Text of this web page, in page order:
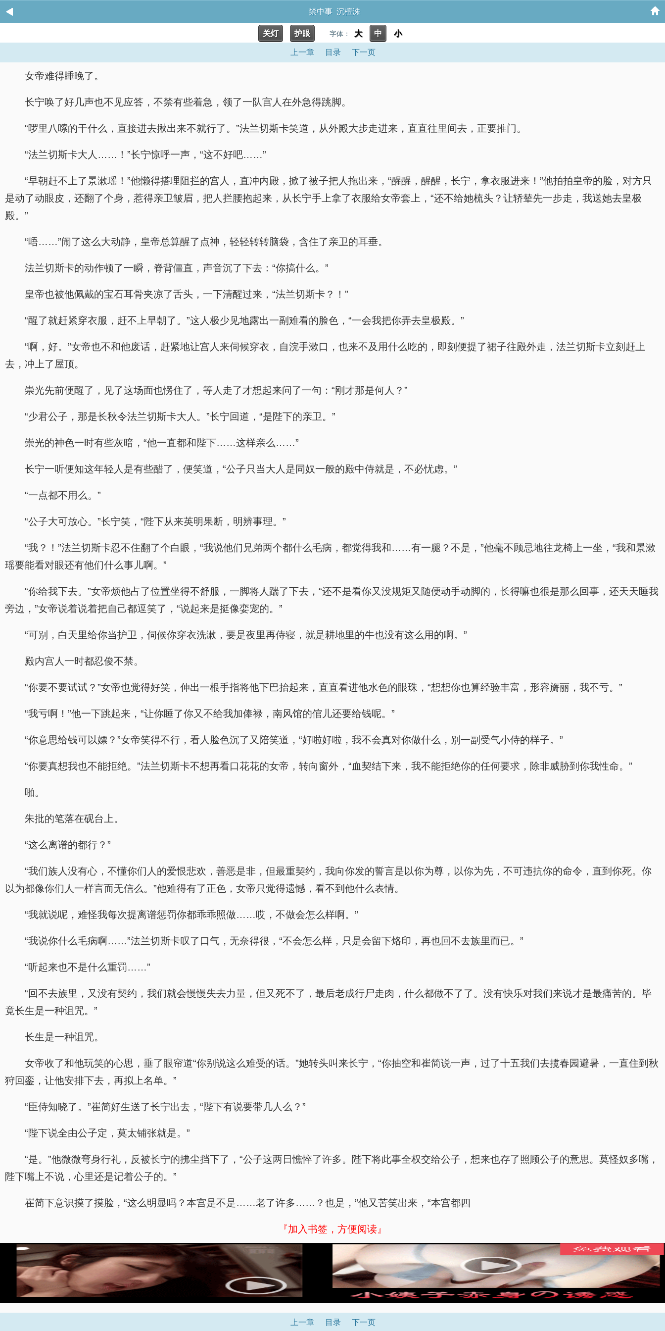
禁中事 沉檀洙
关灯 护眼 字体： 大 中 小
上一章 目录 下一页
女帝难得睡晚了。
长宁唤了好几声也不见应答，不禁有些着急，领了一队宫人在外急得跳脚。
“啰里八嗦的干什么，直接进去揪出来不就行了。”法兰切斯卡笑道，从外殿大步走进来，直直往里间去，正要推门。
“法兰切斯卡大人……！”长宁惊呼一声，“这不好吧……”
“早朝赶不上了景漱瑶！”他懒得搭理阻拦的宫人，直冲内殿，掀了被子把人拖出来，“醒醒，醒醒，长宁，拿衣服进来！”他拍拍皇帝的脸，对方只
是动了动眼皮，还翻了个身，惹得亲卫皱眉，把人拦腰抱起来，从长宁手上拿了衣服给女帝套上，“还不给她梳头？让轿辇先一步走，我送她去皇极
殿。”
“唔……”闹了这么大动静，皇帝总算醒了点神，轻轻转转脑袋，含住了亲卫的耳垂。
法兰切斯卡的动作顿了一瞬，脊背僵直，声音沉了下去：“你搞什么。”
皇帝也被他佩戴的宝石耳骨夹凉了舌头，一下清醒过来，“法兰切斯卡？！”
“醒了就赶紧穿衣服，赶不上早朝了。”这人极少见地露出一副难看的脸色，“一会我把你弄去皇极殿。”
“啊，好。”女帝也不和他废话，赶紧地让宫人来伺候穿衣，自浣手漱口，也来不及用什么吃的，即刻便提了裙子往殿外走，法兰切斯卡立刻赶上
去，冲上了屋顶。
崇光先前便醒了，见了这场面也愣住了，等人走了才想起来问了一句：“刚才那是何人？”
“少君公子，那是长秋令法兰切斯卡大人。”长宁回道，“是陛下的亲卫。”
崇光的神色一时有些灰暗，“他一直都和陛下……这样亲么……”
长宁一听便知这年轻人是有些醋了，便笑道，“公子只当大人是同奴一般的殿中侍就是，不必忧虑。”
“一点都不用么。”
“公子大可放心。”长宁笑，“陛下从来英明果断，明辨事理。”
“我？！”法兰切斯卡忍不住翻了个白眼，“我说他们兄弟两个都什么毛病，都觉得我和……有一腿？不是，”他毫不顾忌地往龙椅上一坐，“我和景漱
瑶要能看对眼还有他们什么事儿啊。”
“你给我下去。”女帝烦他占了位置坐得不舒服，一脚将人踹了下去，“还不是看你又没规矩又随便动手动脚的，长得嘛也很是那么回事，还天天睡我
旁边，”女帝说着说着把自己都逗笑了，“说起来是挺像娈宠的。”
“可别，白天里给你当护卫，伺候你穿衣洗漱，要是夜里再侍寝，就是耕地里的牛也没有这么用的啊。”
殿内宫人一时都忍俊不禁。
“你要不要试试？”女帝也觉得好笑，伸出一根手指将他下巴抬起来，直直看进他水色的眼珠，“想想你也算经验丰富，形容旖丽，我不亏。”
“我亏啊！”他一下跳起来，“让你睡了你又不给我加俸禄，南风馆的倌儿还要给钱呢。”
“你意思给钱可以嫖？”女帝笑得不行，看人脸色沉了又陪笑道，“好啦好啦，我不会真对你做什么，别一副受气小侍的样子。”
“你要真想我也不能拒绝。”法兰切斯卡不想再看口花花的女帝，转向窗外，“血契结下来，我不能拒绝你的任何要求，除非威胁到你我性命。”
啪。
朱批的笔落在砚台上。
“这么离谱的都行？”
“我们族人没有心，不懂你们人的爱恨悲欢，善恶是非，但最重契约，我向你发的誓言是以你为尊，以你为先，不可违抗你的命令，直到你死。你
以为都像你们人一样言而无信么。”他难得有了正色，女帝只觉得遗憾，看不到他什么表情。
“我就说呢，难怪我每次提离谱惩罚你都乖乖照做……哎，不做会怎么样啊。”
“我说你什么毛病啊……”法兰切斯卡叹了口气，无奈得很，“不会怎么样，只是会留下烙印，再也回不去族里而已。”
“听起来也不是什么重罚……”
“回不去族里，又没有契约，我们就会慢慢失去力量，但又死不了，最后老成行尸走肉，什么都做不了了。没有快乐对我们来说才是最痛苦的。毕
竟长生是一种诅咒。”
长生是一种诅咒。
女帝收了和他玩笑的心思，垂了眼帘道“你别说这么难受的话。”她转头叫来长宁，“你抽空和崔简说一声，过了十五我们去揽春园避暑，一直住到秋
狩回銮，让他安排下去，再拟上名单。”
“臣侍知晓了。”崔简好生送了长宁出去，“陛下有说要带几人么？”
“陛下说全由公子定，莫太铺张就是。”
“是。”他微微弯身行礼，反被长宁的拂尘挡下了，“公子这两日憔悴了许多。陛下将此事全权交给公子，想来也存了照顾公子的意思。莫怪奴多嘴，
陛下嘴上不说，心里还是记着公子的。”
崔简下意识摸了摸脸，“这么明显吗？本宫是不是……老了许多……？也是，”他又苦笑出来，“本宫都四
『加入书签，方便阅读』
上一章 目录 下一页